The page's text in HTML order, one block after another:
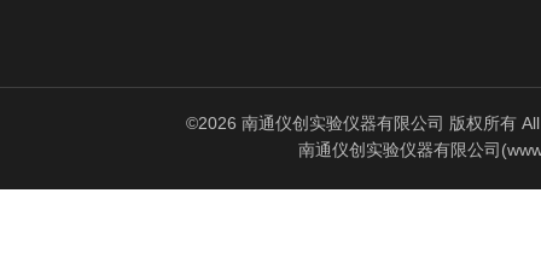
©2026 南通仪创实验仪器有限公司 版权所有
南通仪创实验仪器有限公司